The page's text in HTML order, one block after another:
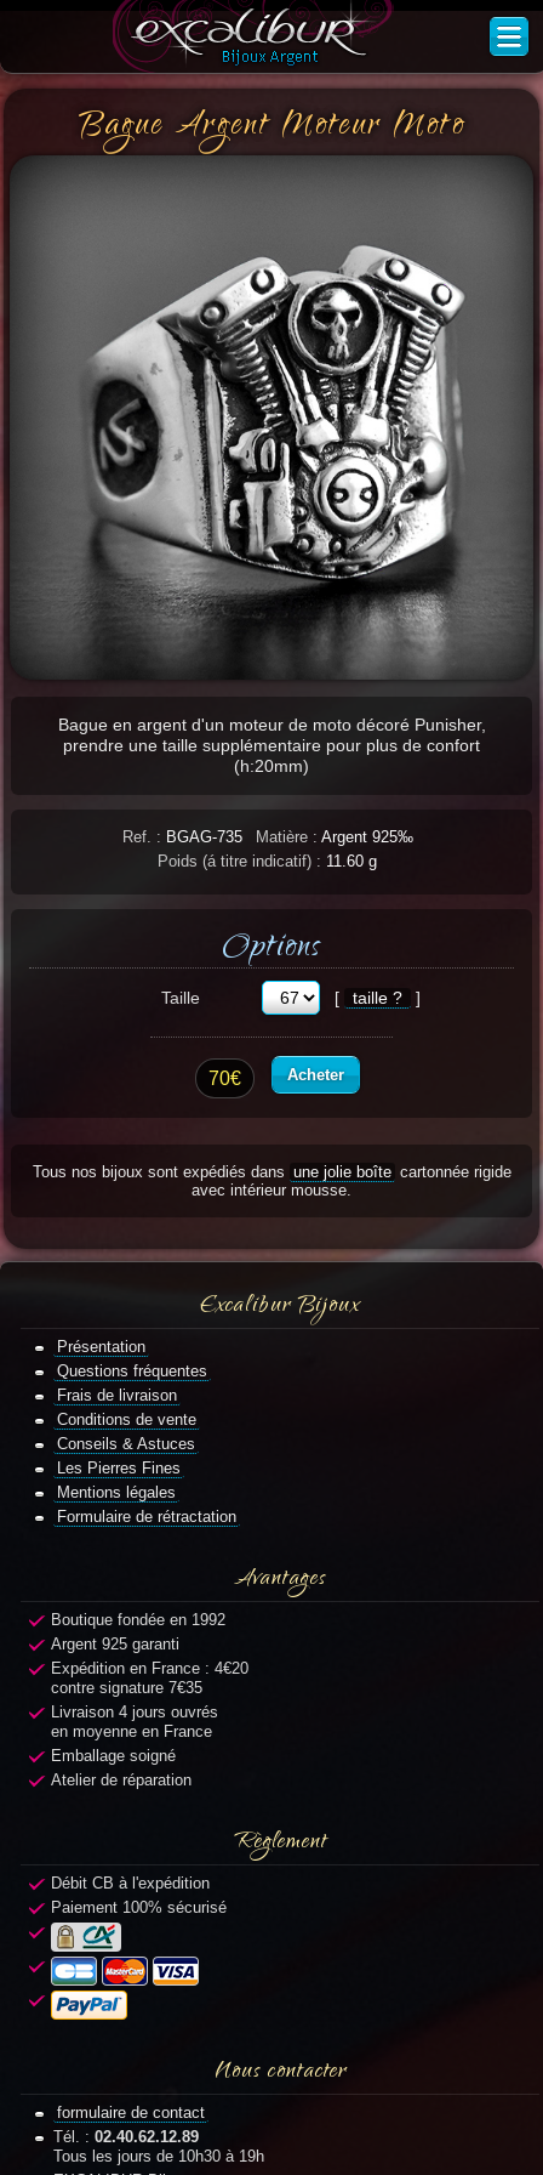
Bague Argent Moteur Moto
Bague en argent d'un moteur de moto décoré Punisher,
prendre une taille supplémentaire pour plus de confort
(h:20mm)
Ref. : BGAG-735 Matière : Argent 925‰
Poids (á titre indicatif) : 11.60 g
Options
Taille [ taille ? ]
70€ Acheter
Tous nos bijoux sont expédiés dans une jolie boîte cartonnée rigide
avec intérieur mousse.
Excalibur Bijoux
Présentation
Questions fréquentes
Frais de livraison
Conditions de vente
Conseils & Astuces
Les Pierres Fines
Mentions légales
Formulaire de rétractation
Avantages
Boutique fondée en 1992
Argent 925 garanti
Expédition en France : 4€20
contre signature 7€35
Livraison 4 jours ouvrés
en moyenne en France
Emballage soigné
Atelier de réparation
Règlement
Débit CB à l'expédition
Paiement 100% sécurisé
Nous contacter
formulaire de contact
Tél. : 02.40.62.12.89
Tous les jours de 10h30 à 19h